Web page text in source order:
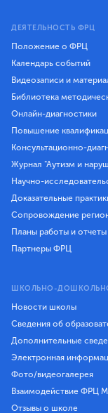
ДЕЯТЕЛЬНОСТЬ ФРЦ
Положение о ФРЦ
Календарь событий
Видеозаписи и
Библиотека
Онлайн-диагностики
Повышение
Консультационно-
Журнал "Аутизм и
Научно-
Доказательные
Сопровождение
Планы работы и
Партнеры ФРЦ
ШКОЛЬНО-
Новости школы
Сведения об
Дополнительные
Электронная
Фото/видеогалерея
Взаимодействие ФРЦ
Отзывы о школе